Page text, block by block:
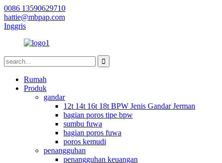
0086 13590629710
hattie@mbpap.com
Inggris
Rumah
Produk
gandar
12t 14t 16t 18t BPW Jenis Gandar Jerman
bagian poros tipe bpw
sumbu fuwa
bagian poros fuwa
poros kemudi
penangguhan
penangguhan keuangan